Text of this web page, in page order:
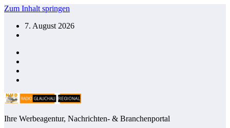
Zum Inhalt springen
7. August 2026
Ihre Werbeagentur, Nachrichten- & Branchenportal